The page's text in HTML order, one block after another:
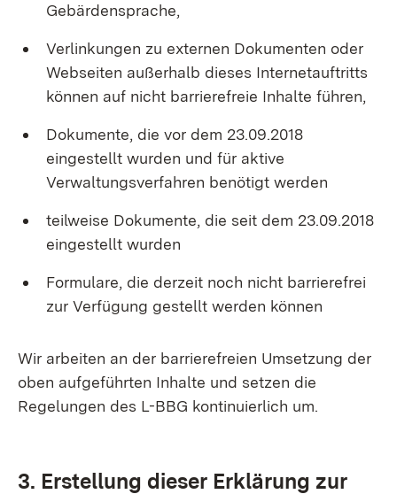
Gebärdensprache,
Verlinkungen zu externen Dokumenten oder
Webseiten außerhalb dieses Internetauftritts
können auf nicht barrierefreie Inhalte führen,
Dokumente, die vor dem 23.09.2018
eingestellt wurden und für aktive
Verwaltungsverfahren benötigt werden
teilweise Dokumente, die seit dem 23.09.2018
eingestellt wurden
Formulare, die derzeit noch nicht barrierefrei
zur Verfügung gestellt werden können
Wir arbeiten an der barrierefreien Umsetzung der
oben aufgeführten Inhalte und setzen die
Regelungen des L-BBG kontinuierlich um.
3. Erstellung dieser Erklärung zur